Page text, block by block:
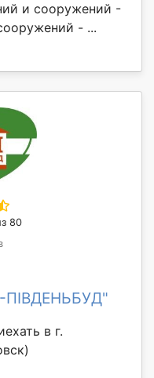
и сооружений -
- ...
80
ПІВДЕНЬБУД"
в г.